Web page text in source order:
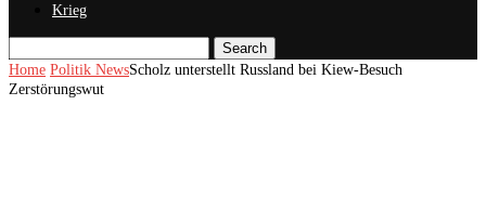
Krieg
Search
Home Politik NewsScholz unterstellt Russland bei Kiew-Besuch
Zerstörungswut